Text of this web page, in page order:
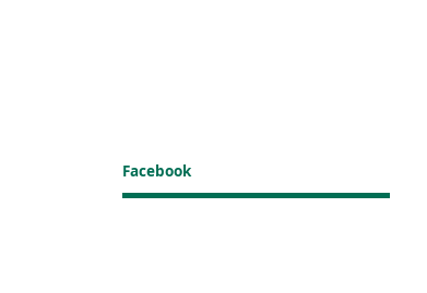
Facebook